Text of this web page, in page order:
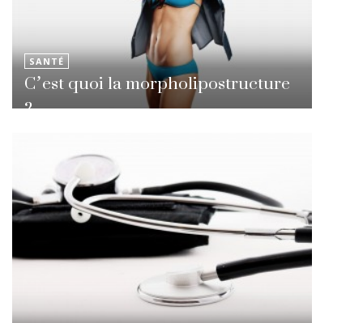
SANTÉ
C’est quoi la morpholipostructure
?